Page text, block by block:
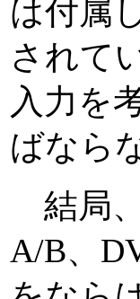
は付属
されて
入力を
ばなら
結局
A/B、